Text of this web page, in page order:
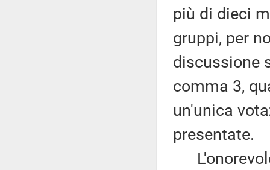
più di dieci
gruppi, per
discussione
comma 3,
un'unica
presentate.